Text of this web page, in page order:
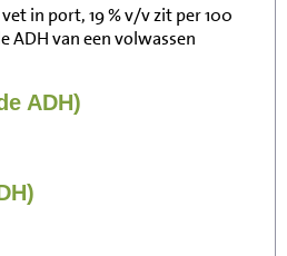
in port, 19 % v/v zit per 100
ADH van een volwassen
ADH)